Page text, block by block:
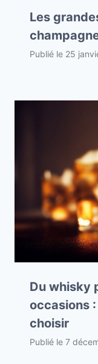
Les
Publié le 25
Du whisky
occasions
choisir
Publié le 7